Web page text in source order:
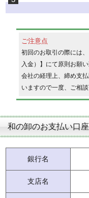
ご注意点
初回のお取引の際には
入金）】にて原則お願
会社の経理上、締め支
いますので一度、ご相談
和の卸のお支払い口
銀行名
支店名